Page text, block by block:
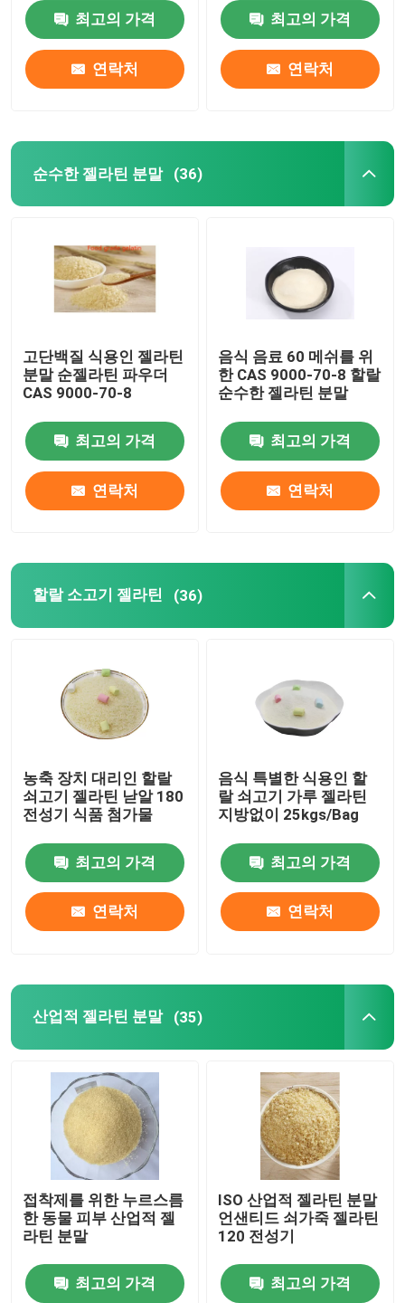
최고의 가격
연락처
최고의 가격
연락처
순수한 젤라틴 분말 (36)
고단백질 식용인 젤라틴
분말 순젤라틴 파우더
CAS 9000-70-8
최고의 가격
연락처
음식 음료 60 메쉬를 위
한 CAS 9000-70-8 할랄
순수한 젤라틴 분말
최고의 가격
연락처
할랄 소고기 젤라틴 (36)
농축 장치 대리인 할랄
쇠고기 젤라틴 낟알 180
전성기 식품 첨가물
최고의 가격
연락처
음식 특별한 식용인 할
랄 쇠고기 가루 젤라틴
지방없이 25kgs/Bag
최고의 가격
연락처
산업적 젤라틴 분말 (35)
접착제를 위한 누르스름
한 동물 피부 산업적 젤
라틴 분말
최고의 가격
ISO 산업적 젤라틴 분말
언샌티드 쇠가죽 젤라틴
120 전성기
최고의 가격